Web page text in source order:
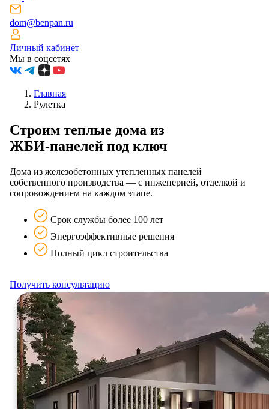
dom@benpan.ru
Личный кабинет
Мы в соцсетях
Главная
Рулетка
Строим теплые дома из
ЖБИ‑панелей под ключ
Дома из железобетонных утепленных панелей
собственного производства — с инженерией, отделкой и
сопровождением на каждом этапе.
Срок службы более 100 лет
Энергоэффективные решения
Полный цикл строительства
Получить консультацию